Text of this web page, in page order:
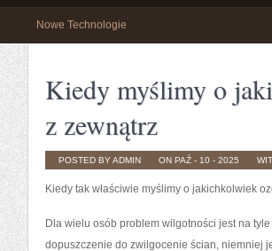
Nowe Technologie
Kiedy myślimy o
z zewnątrz
POSTED BY ADMIN ON PAŹ - 10 - 2025
Kiedy tak właściwie myślimy o jakichkolwiek
Dla wielu osób problem wilgotności jest na
dopuszczenie do zwilgocenie ścian, niemniej